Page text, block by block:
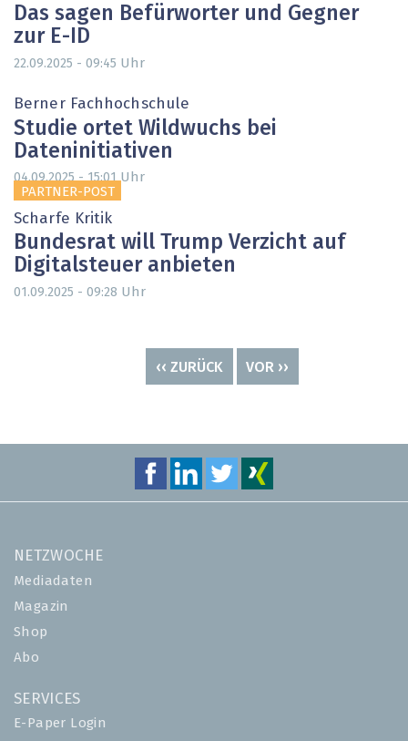
Das sagen Befürworter und Gegner
zur E-ID
22.09.2025 - 09:45 Uhr
Berner Fachhochschule
Studie ortet Wildwuchs bei
Dateninitiativen
04.09.2025 - 15:01Uhr
PARTNER-POST
Scharfe Kritik
Bundesrat will Trump Verzicht auf
Digitalsteuer anbieten
01.09.2025 - 09:28 Uhr
VORHERIGE
‹‹ ZURÜCK
NÄCHSTE
VOR ››
NETZWOCHE
Mediadaten
Magazin
Shop
Abo
SERVICES
E-Paper Login